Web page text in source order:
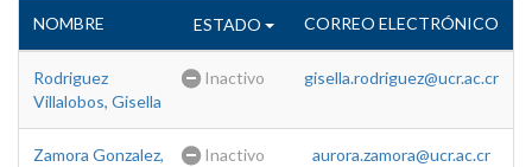
NOMBRE ESTADO CORREO ELECTRÓNICO
Rodriguez
Villalobos, Gisella
Inactivo gisella.rodriguez@ucr.ac.cr
Zamora Gonzalez,
Inactivo aurora.zamora@ucr.ac.cr